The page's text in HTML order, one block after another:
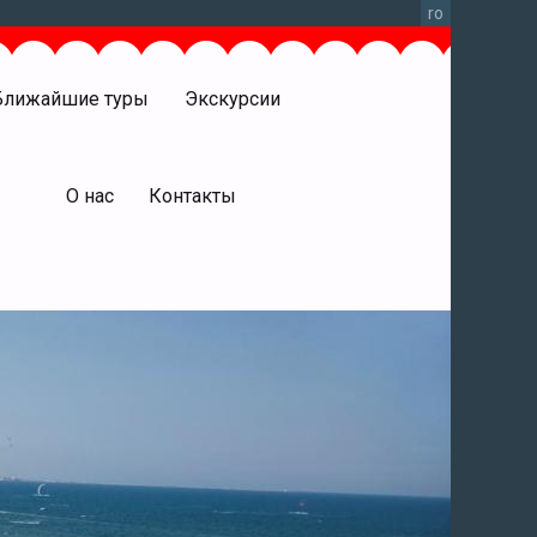
ro
туры Экскурсии
О нас Контакты